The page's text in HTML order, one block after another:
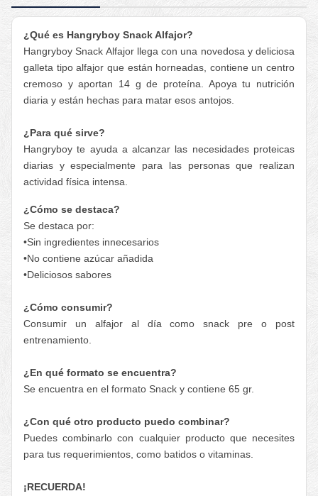
¿Qué es Hangryboy Snack Alfajor?
Hangryboy Snack Alfajor llega con una novedosa y deliciosa
galleta tipo alfajor que están horneadas, contiene un centro
cremoso y aportan 14 g de proteína. Apoya tu nutrición
diaria y están hechas para matar esos antojos.
¿Para qué sirve?
Hangryboy te ayuda a alcanzar las necesidades proteicas
diarias y especialmente para las personas que realizan
actividad física intensa.
¿Cómo se destaca?
Se destaca por:
•Sin ingredientes innecesarios
•No contiene azúcar añadida
•Deliciosos sabores
¿Cómo consumir?
Consumir un alfajor al día como snack pre o post
entrenamiento.
¿En qué formato se encuentra?
Se encuentra en el formato Snack y contiene 65 gr.
¿Con qué otro producto puedo combinar?
Puedes combinarlo con cualquier producto que necesites
para tus requerimientos, como batidos o vitaminas.
¡RECUERDA!